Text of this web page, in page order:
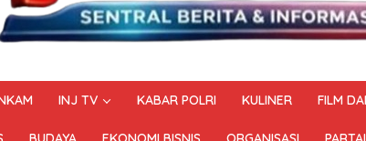
INJ TV KABAR POLRI KULINER FILM